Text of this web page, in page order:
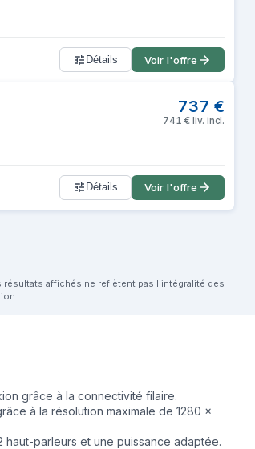
Détails Voir l'offre
737 €
741 € liv. incl.
Détails Voir l'offre
affichés ne reflètent pas l'intégralité des
grâce à la connectivité filaire.
à la résolution maximale de 1280 x
parleurs et une puissance adaptée.